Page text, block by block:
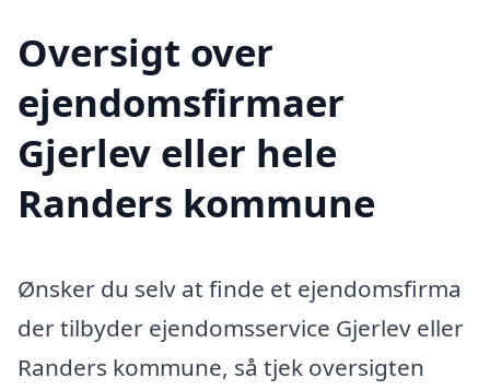
Oversigt over
ejendomsfirmaer
Gjerlev eller hele
Randers kommune
Ønsker du selv at finde et ejendomsfirma
der tilbyder ejendomsservice Gjerlev eller
Randers kommune, så tjek oversigten